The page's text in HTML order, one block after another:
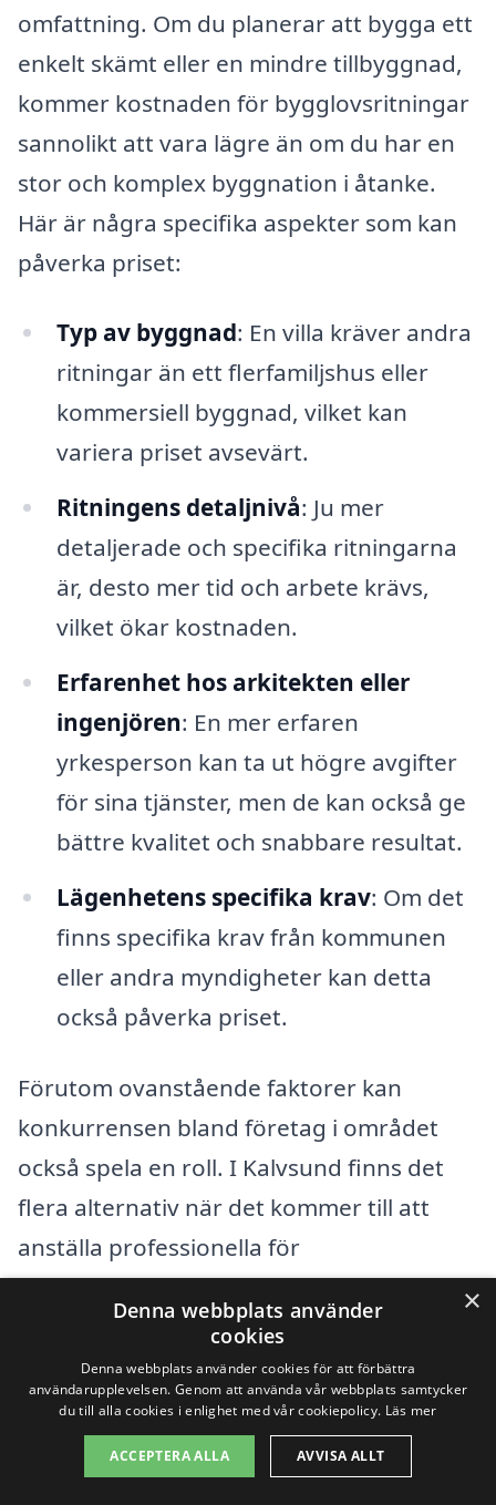
omfattning. Om du planerar att bygga ett
enkelt skämt eller en mindre tillbyggnad,
kommer kostnaden för bygglovsritningar
sannolikt att vara lägre än om du har en
stor och komplex byggnation i åtanke.
Här är några specifika aspekter som kan
påverka priset:
Typ av byggnad: En villa kräver andra
ritningar än ett flerfamiljshus eller
kommersiell byggnad, vilket kan
variera priset avsevärt.
Ritningens detaljnivå: Ju mer
detaljerade och specifika ritningarna
är, desto mer tid och arbete krävs,
vilket ökar kostnaden.
Erfarenhet hos arkitekten eller
ingenjören: En mer erfaren
yrkesperson kan ta ut högre avgifter
för sina tjänster, men de kan också ge
bättre kvalitet och snabbare resultat.
Lägenhetens specifika krav: Om det
finns specifika krav från kommunen
eller andra myndigheter kan detta
också påverka priset.
Förutom ovanstående faktorer kan
konkurrensen bland företag i området
också spela en roll. I Kalvsund finns det
flera alternativ när det kommer till att
anställa professionella för
bygglovsritningar. Det är klokt att samla
in flera offerter för att säkerställa att du
får ett rimligt pris. Genom att använda
plattformar som bygglovsritningar-pris.se
kan du enkelt jämföra priser och tjänster
från olika leverantörer.
×
Denna webbplats använder
cookies
Denna webbplats använder cookies för att förbättra
användarupplevelsen. Genom att använda vår webbplats samtycker
du till alla cookies i enlighet med vår cookiepolicy. Läs mer
ACCEPTERA ALLA AVVISA ALLT